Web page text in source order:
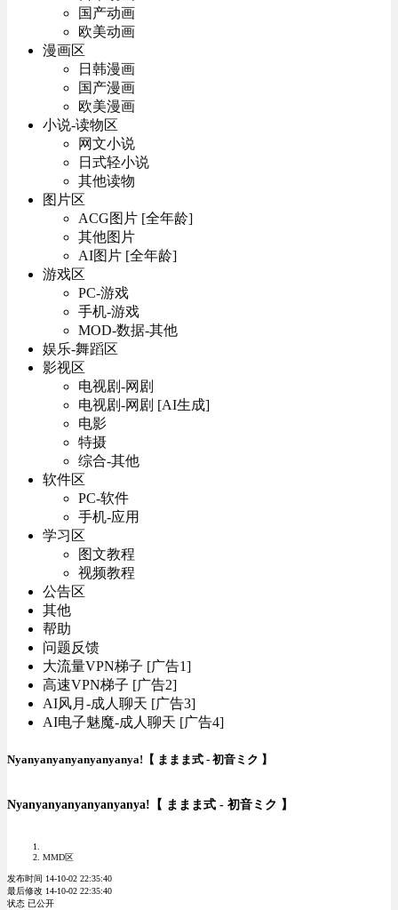
国产动画
欧美动画
漫画区
日韩漫画
国产漫画
欧美漫画
小说-读物区
网文小说
日式轻小说
其他读物
图片区
ACG图片 [全年龄]
其他图片
AI图片 [全年龄]
游戏区
PC-游戏
手机-游戏
MOD-数据-其他
娱乐-舞蹈区
影视区
电视剧-网剧
电视剧-网剧 [AI生成]
电影
特摄
综合-其他
软件区
PC-软件
手机-应用
学习区
图文教程
视频教程
公告区
其他
帮助
问题反馈
大流量VPN梯子 [广告1]
高速VPN梯子 [广告2]
AI风月-成人聊天 [广告3]
AI电子魅魔-成人聊天 [广告4]
Nyanyanyanyanyanyanya!【 ままま式 - 初音ミク 】
Nyanyanyanyanyanyanya!【 ままま式 - 初音ミク 】
MMD区
发布时间 14-10-02 22:35:40
最后修改 14-10-02 22:35:40
状态 已公开